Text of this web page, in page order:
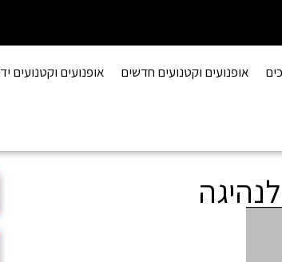
אופנועים וקטנועים חדשים אופנועים וקטנועים יד 2